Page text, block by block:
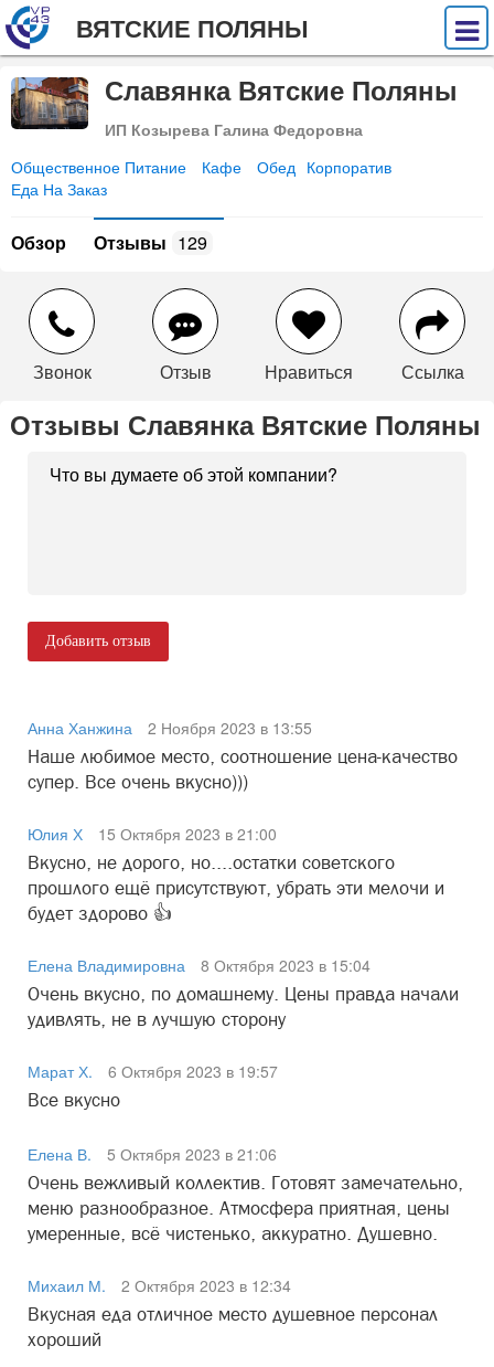
ВЯТСКИЕ ПОЛЯНЫ
Славянка Вятские Поляны
ИП Козырева Галина Федоровна
Общественное Питание Кафе Обед Корпоратив
Еда На Заказ
Обзор Отзывы 129
Звонок Отзыв Нравиться Ссылка
Отзывы Славянка Вятские Поляны
Добавить отзыв
Анна Ханжина
2 Ноября 2023 в 13:55
Наше любимое место, соотношение цена-качество
супер. Все очень вкусно)))
Юлия Х
15 Октября 2023 в 21:00
Вкусно, не дорого, но....остатки советского
прошлого ещё присутствуют, убрать эти мелочи и
будет здорово 👍
Елена Владимировна
8 Октября 2023 в 15:04
Очень вкусно, по домашнему. Цены правда начали
удивлять, не в лучшую сторону
Марат Х.
6 Октября 2023 в 19:57
Все вкусно
Елена В.
5 Октября 2023 в 21:06
Очень вежливый коллектив. Готовят замечательно,
меню разнообразное. Атмосфера приятная, цены
умеренные, всё чистенько, аккуратно. Душевно.
Михаил М.
2 Октября 2023 в 12:34
Вкусная еда отличное место душевное персонал
хороший